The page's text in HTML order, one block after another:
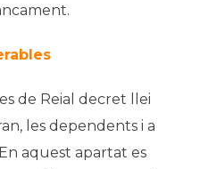
de Reial decret llei
les dependents i a
aquest apartat es